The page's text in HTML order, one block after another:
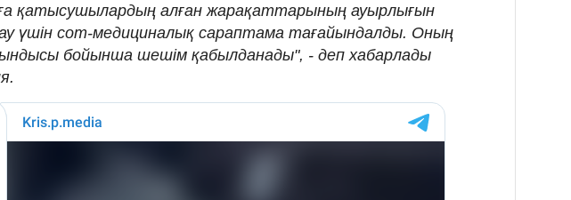
қатысушылардың алған жарақаттарының ауырлығын
үшін сот-медициналық сараптама тағайындалды. Оның
бойынша шешім қабылданады", - деп хабарлады